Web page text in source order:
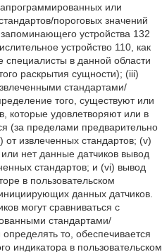
или
пороговых значений
устройства 132
устройство 110, как
в данной области
раскрытия сущности); (iii)
стандартами/
того, существуют или
которые удовлетворяют или в
(за пределами предварительно
от извлеченных стандартов; (v)
нет данные датчиков вывод
стандартов; и (vi) вывод
в пользовательском
данных датчиков.
могут сравниваться с
стандартами/
то, обеспечивается
индикатора в пользовательском